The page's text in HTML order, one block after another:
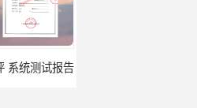
告 政务系统验收测试 软件测试报告